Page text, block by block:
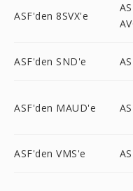
ASF'den 8SVX'e
ASF'den SND'e
ASF'den MAUD'e
ASF'den VMS'e